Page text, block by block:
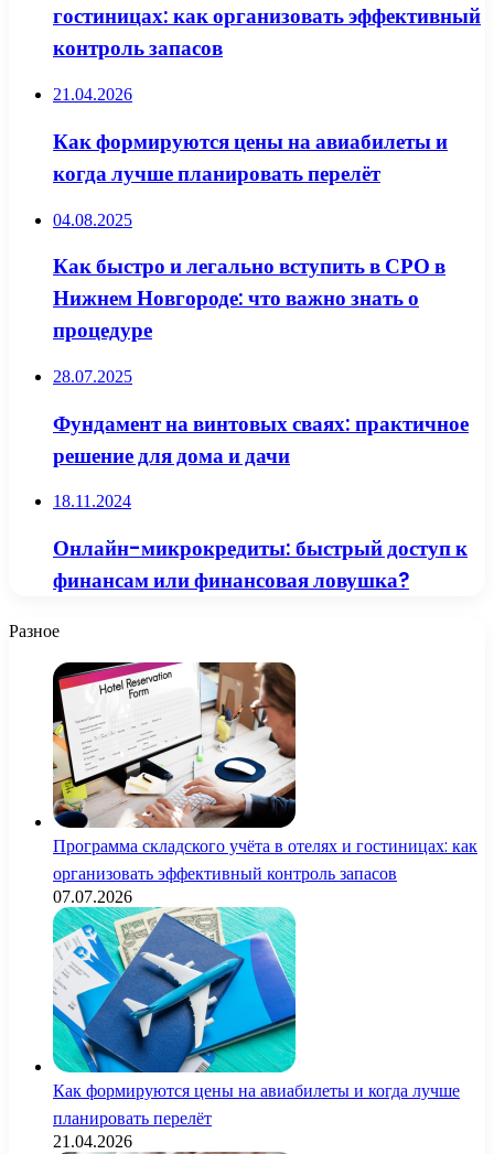
гостиницах: как организовать эффективный
контроль запасов
21.04.2026
Как формируются цены на авиабилеты и
когда лучше планировать перелёт
04.08.2025
Как быстро и легально вступить в СРО в
Нижнем Новгороде: что важно знать о
процедуре
28.07.2025
Фундамент на винтовых сваях: практичное
решение для дома и дачи
18.11.2024
Онлайн-микрокредиты: быстрый доступ к
финансам или финансовая ловушка?
Разное
Программа складского учёта в отелях и гостиницах: как
организовать эффективный контроль запасов
07.07.2026
Как формируются цены на авиабилеты и когда лучше
планировать перелёт
21.04.2026